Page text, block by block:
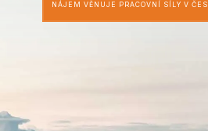
NÁJEM VĚNUJE PRACOVNÍ SÍLY V